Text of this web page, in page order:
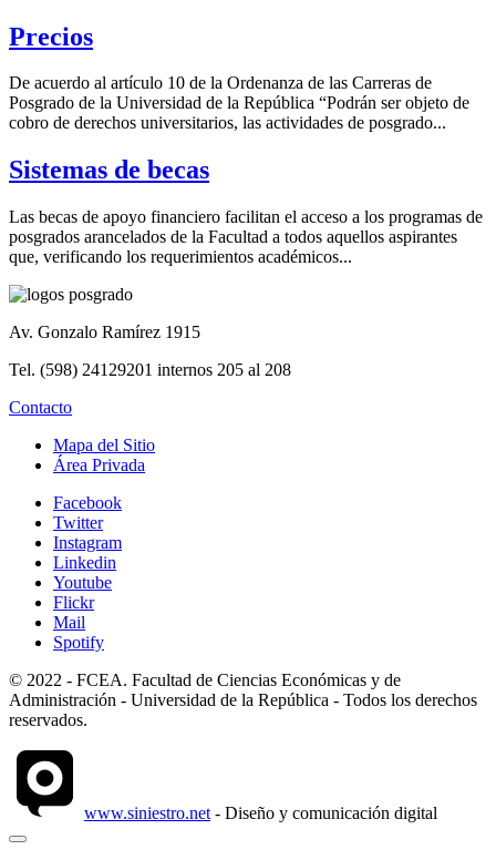
Precios
De acuerdo al artículo 10 de la Ordenanza de las Carreras de
Posgrado de la Universidad de la República “Podrán ser objeto de
cobro de derechos universitarios, las actividades de posgrado...
Sistemas de becas
Las becas de apoyo financiero facilitan el acceso a los programas de
posgrados arancelados de la Facultad a todos aquellos aspirantes
que, verificando los requerimientos académicos...
Av. Gonzalo Ramírez 1915
Tel. (598) 24129201 internos 205 al 208
Contacto
Mapa del Sitio
Área Privada
Facebook
Twitter
Instagram
Linkedin
Youtube
Flickr
Mail
Spotify
© 2022 - FCEA. Facultad de Ciencias Económicas y de
Administración - Universidad de la República - Todos los derechos
reservados.
www.siniestro.net - Diseño y comunicación digital